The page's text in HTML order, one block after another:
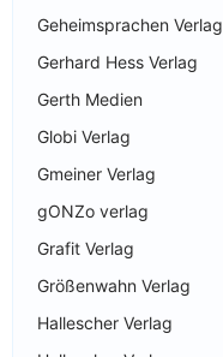
Geheimsprachen Verlag
Gerhard Hess Verlag
Gerth Medien
Globi Verlag
Gmeiner Verlag
gONZo verlag
Grafit Verlag
Größenwahn Verlag
Hallescher Verlag